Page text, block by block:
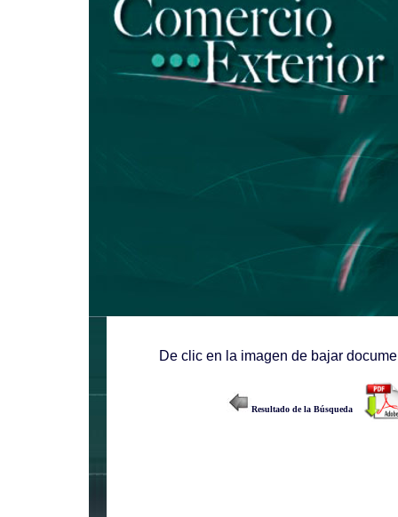
De clic en la imagen de bajar
Resultado de la Búsqueda